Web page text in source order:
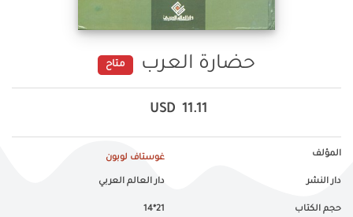
حضارة العرب متاح
11.11
USD
المؤلف غوستاف لوبون
دار النشر دار العالم العربي
حجم الكتاب 21*14